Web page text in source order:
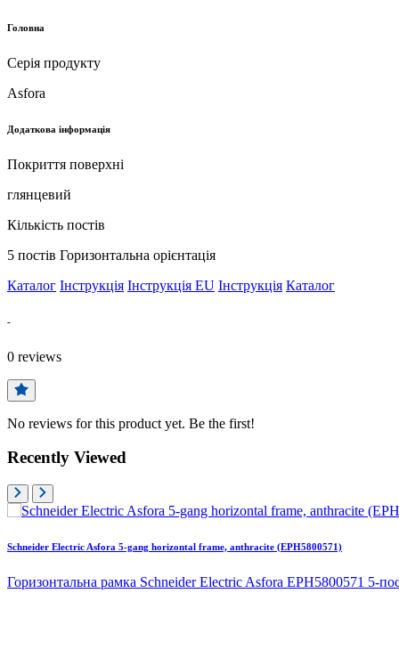
Головна
Серія продукту
Asfora
Додаткова інформація
Покриття поверхні
глянцевий
Кількість постів
5 постів Горизонтальна орієнтація
Каталог Інструкція Інструкція EU Інструкція Каталог
-
0 reviews
No reviews for this product yet. Be the first!
Recently Viewed
Schneider Electric Asfora 5-gang horizontal frame, anthracite (EPH5800571)
Горизонтальна рамка Schneider Electric Asfora EPH5800571 5-